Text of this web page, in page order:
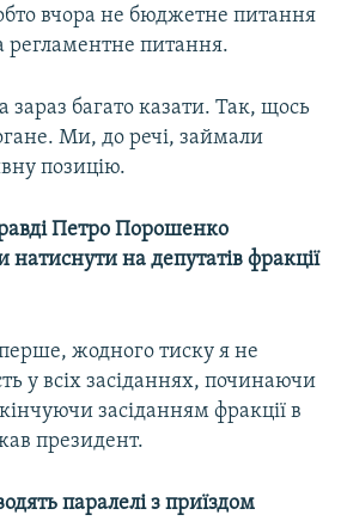
вчора не бюджетне питання
регламентне питання.
багато казати. Так, щось
Ми, до речі, займали
позицію.
Петро Порошенко
на депутатів фракції
жодного тиску я не
у всіх засіданнях, починаючи
засіданням фракції в
президент.
паралелі з приїздом